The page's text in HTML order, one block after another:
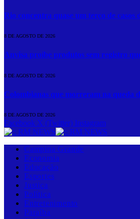
Rio concentra quase um terço de casos
8 DE AGOSTO DE 2026
Anvisa proíbe produtos sem registro
8 DE AGOSTO DE 2026
Colombianas que morreram na queda
8 DE AGOSTO DE 2026
Facebook X (Twitter) Instagram
Campina Grande
Economia
Educação
Esportes
Justiça
Política
Entretenimento
Paraíba